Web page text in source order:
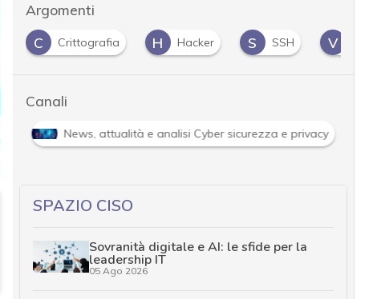
Argomenti
C Crittografia H Hacker S SSH V
Canali
News, attualità e analisi Cyber sicurezza e privacy
SPAZIO CISO
Sovranità digitale e AI: le sfide per la
leadership IT
05 Ago 2026